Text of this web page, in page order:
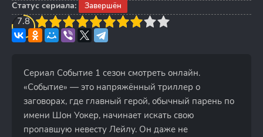
Статус сериала:
Завершён
7.8
4 5 6 7 8 9 10
Сериал Событие 1 сезон смотреть онлайн.
«Событие» — это напряжённый триллер о
заговорах, где главный герой, обычный парень по
имени Шон Уокер, начинает искать свою
пропавшую невесту Лейлу. Он даже не